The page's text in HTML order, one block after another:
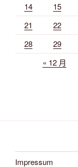
14
15
21
22
28
29
« 12 月
Impressum